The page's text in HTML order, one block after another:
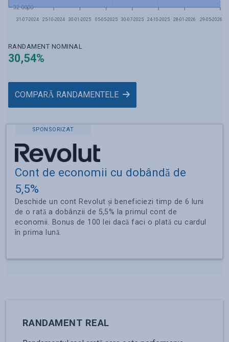
31-07-2024 25-10-2024 30-01-2025 05-05-2025 30-07-2025 24-10-2025 28-01-2026 29-05-2026
32.0000
RANDAMENT NOMINAL
30,54%
COMPARĂ RANDAMENTELE
SPONSORIZAT
Cont de economii cu dobândă de
5,5%
Deschide un cont Revolut și beneficiezi timp de 6 luni
de o rată a dobânzii de 5,5% la primul cont de
economii. Bonus de 100 lei dacă faci o plată cu cardul
în prima lună.
RANDAMENT REAL